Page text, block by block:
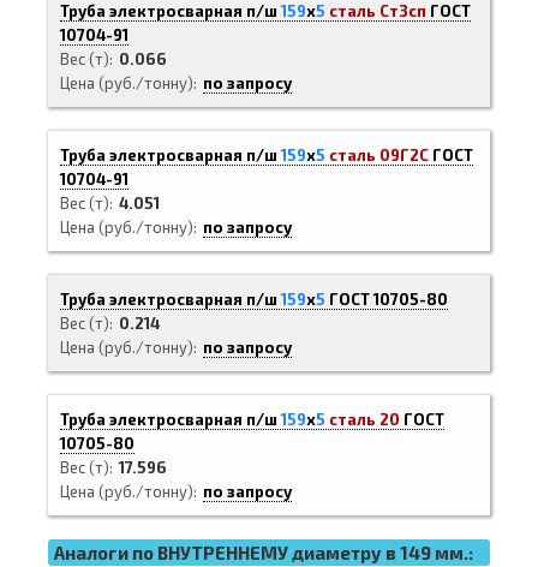
Труба электросварная п/ш159х5 сталь Ст3сп ГОСТ
10704-91
Вес (т)
0.066
Цена (руб./тонну)
по запросу
Труба электросварная п/ш159х5 сталь 09Г2С ГОСТ
10704-91
Вес (т) 4.051
Цена (руб./тонну)
по запросу
Труба электросварная п/ш159х5 ГОСТ 10705-80
Вес (т)
0.214
Цена (руб./тонну)
по запросу
Труба электросварная п/ш159х5 сталь 20 ГОСТ
10705-80
Вес (т) 17.596
Цена (руб./тонну)
по запросу
Аналоги по ВНУТРЕННЕМУ диаметру в 149 мм.: